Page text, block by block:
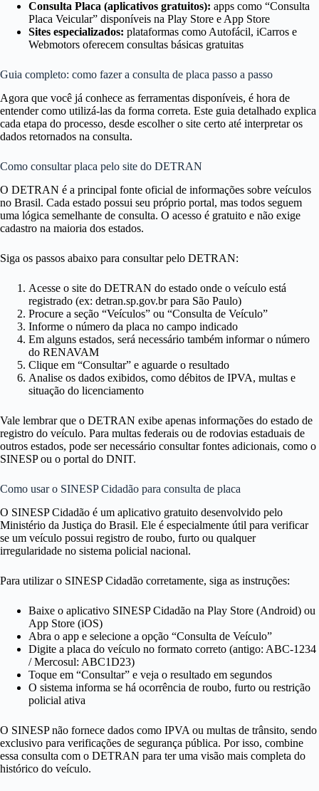
Consulta Placa (aplicativos gratuitos): apps como “Consulta
Placa Veicular” disponíveis na Play Store e App Store
Sites especializados: plataformas como Autofácil, iCarros e
Webmotors oferecem consultas básicas gratuitas
Guia completo: como fazer a consulta de placa passo a passo
Agora que você já conhece as ferramentas disponíveis, é hora de
entender como utilizá-las da forma correta. Este guia detalhado explica
cada etapa do processo, desde escolher o site certo até interpretar os
dados retornados na consulta.
Como consultar placa pelo site do DETRAN
O DETRAN é a principal fonte oficial de informações sobre veículos
no Brasil. Cada estado possui seu próprio portal, mas todos seguem
uma lógica semelhante de consulta. O acesso é gratuito e não exige
cadastro na maioria dos estados.
Siga os passos abaixo para consultar pelo DETRAN:
Acesse o site do DETRAN do estado onde o veículo está
registrado (ex: detran.sp.gov.br para São Paulo)
Procure a seção “Veículos” ou “Consulta de Veículo”
Informe o número da placa no campo indicado
Em alguns estados, será necessário também informar o número
do RENAVAM
Clique em “Consultar” e aguarde o resultado
Analise os dados exibidos, como débitos de IPVA, multas e
situação do licenciamento
Vale lembrar que o DETRAN exibe apenas informações do estado de
registro do veículo. Para multas federais ou de rodovias estaduais de
outros estados, pode ser necessário consultar fontes adicionais, como o
SINESP ou o portal do DNIT.
Como usar o SINESP Cidadão para consulta de placa
O SINESP Cidadão é um aplicativo gratuito desenvolvido pelo
Ministério da Justiça do Brasil. Ele é especialmente útil para verificar
se um veículo possui registro de roubo, furto ou qualquer
irregularidade no sistema policial nacional.
Para utilizar o SINESP Cidadão corretamente, siga as instruções:
Baixe o aplicativo SINESP Cidadão na Play Store (Android) ou
App Store (iOS)
Abra o app e selecione a opção “Consulta de Veículo”
Digite a placa do veículo no formato correto (antigo: ABC-1234
/ Mercosul: ABC1D23)
Toque em “Consultar” e veja o resultado em segundos
O sistema informa se há ocorrência de roubo, furto ou restrição
policial ativa
O SINESP não fornece dados como IPVA ou multas de trânsito, sendo
exclusivo para verificações de segurança pública. Por isso, combine
essa consulta com o DETRAN para ter uma visão mais completa do
histórico do veículo.